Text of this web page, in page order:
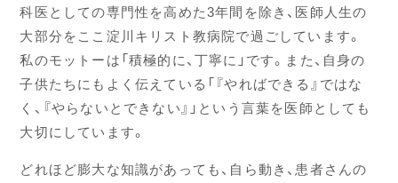
科医としての専門性を高めた3年間を除き、医師人生の
大部分をここ淀川キリスト教病院で過ごしています。
私のモットーは「積極的に、丁寧に」です。また、自身の
子供たちにもよく伝えている「『やればできる』ではな
く、『やらないとできない』」という言葉を医師としても
大切にしています。
どれほど膨大な知識があっても、自ら動き、患者さんの